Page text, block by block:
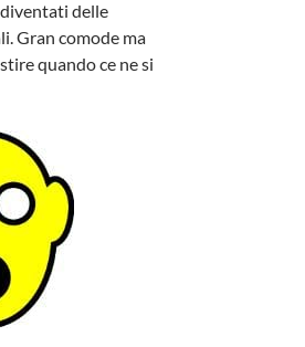
delle
Gran comode ma
quando ce ne si